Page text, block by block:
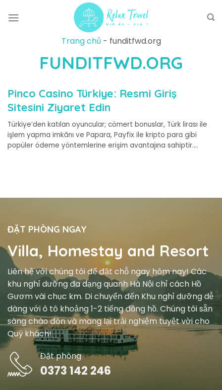
Trang chủ - funditfwd.org
FUNDITFWD.ORG
Pinco Casino Türkiye: Resmi Giriş
Sitesini Ziyaret Edin
Türkiye’den katılan oyuncular; cömert bonuslar, Türk lirası ile
işlem yapma imkânı ve Papara, Payfix ile kripto para gibi
popüler ödeme yöntemlerine erişim avantajına sahiptir.
ĐẶT PHÒNG NGAY
Villa, Homestay and Resort
Liên hệ với chúng tôi để đặt chỗ ngay hôm nay! Các
khu nghỉ dưỡng đa dạng quanh Hà Nội chỉ cách Hồ
Gươm vài chục km. Di chuyển đến Khu nghỉ dưỡng dễ
dàng với ô tô khoảng 1-2 tiếng đồng hồ. Chúng tôi sẵn
sàng chào đón và mang lại trải nghiệm tuyệt vời cho
Quý khách!
Đặt phòng
0373 142 246